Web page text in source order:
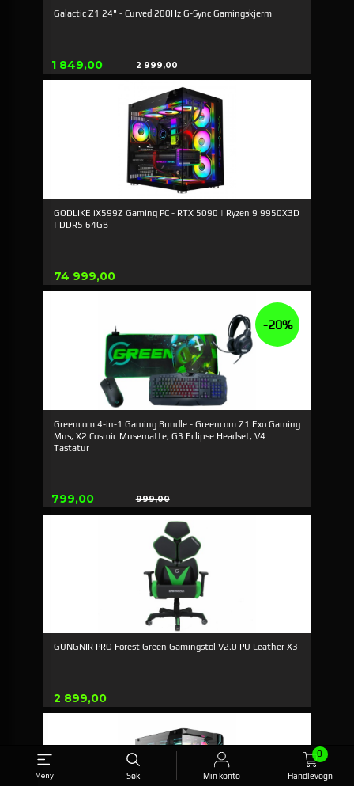
Meny Søk Min konto Handlevogn
0
Galactic Z1 24" - Curved 200Hz G-Sync Gamingskjerm
Tilbud
1 849,00 2 999,00
Rabatt
GODLIKE iX599Z Gaming PC - RTX 5090 | Ryzen 9 9950X3D
| DDR5 64GB
Pris
74 999,00
Greencom 4-in-1 Gaming Bundle - Greencom Z1 Exo Gaming
Mus, X2 Cosmic Musematte, G3 Eclipse Headset, V4
Tastatur
Tilbud
799,00 999,00
Rabatt
-20%
GUNGNIR PRO Forest Green Gamingstol V2.0 PU Leather X3
Pris
2 899,00